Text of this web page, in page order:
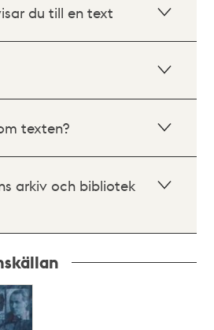
du till en text
texten?
arkiv och bibliotek